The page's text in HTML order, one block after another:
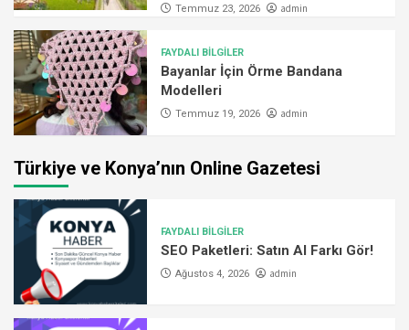
Temmuz 23, 2026 admin
FAYDALI BİLGİLER
Bayanlar İçin Örme Bandana
Modelleri
Temmuz 19, 2026 admin
Türkiye ve Konya’nın Online Gazetesi
FAYDALI BİLGİLER
SEO Paketleri: Satın Al Farkı Gör!
Ağustos 4, 2026 admin